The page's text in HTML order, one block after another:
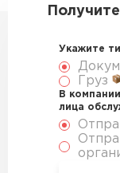
Укажите
Груз
В
лица